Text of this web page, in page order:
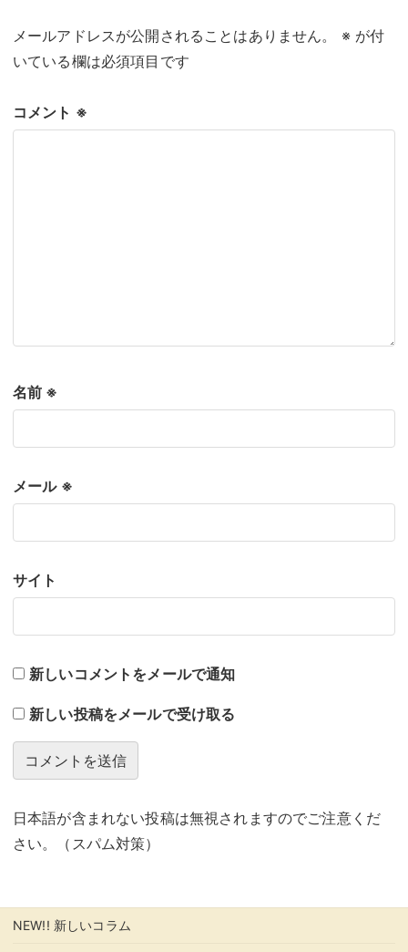
メールアドレスが公開されることはありません。 ※が付
いている欄は必須項目です
コメント ※
名前 ※
メール ※
サイト
新しいコメントをメールで通知
新しい投稿をメールで受け取る
日本語が含まれない投稿は無視されますのでご注意くだ
さい。（スパム対策）
NEW!! 新しいコラム